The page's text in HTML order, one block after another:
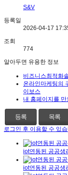
S&V
등록일
2026-04-17
조회
774
알아두면 유용한 정보
비즈니스최적화
온라인마케팅의
이보스
내 홈페이지를
등록 목록
로그인 후 이용할 수 있
iot연동된 공공생
iot연동된 공공생